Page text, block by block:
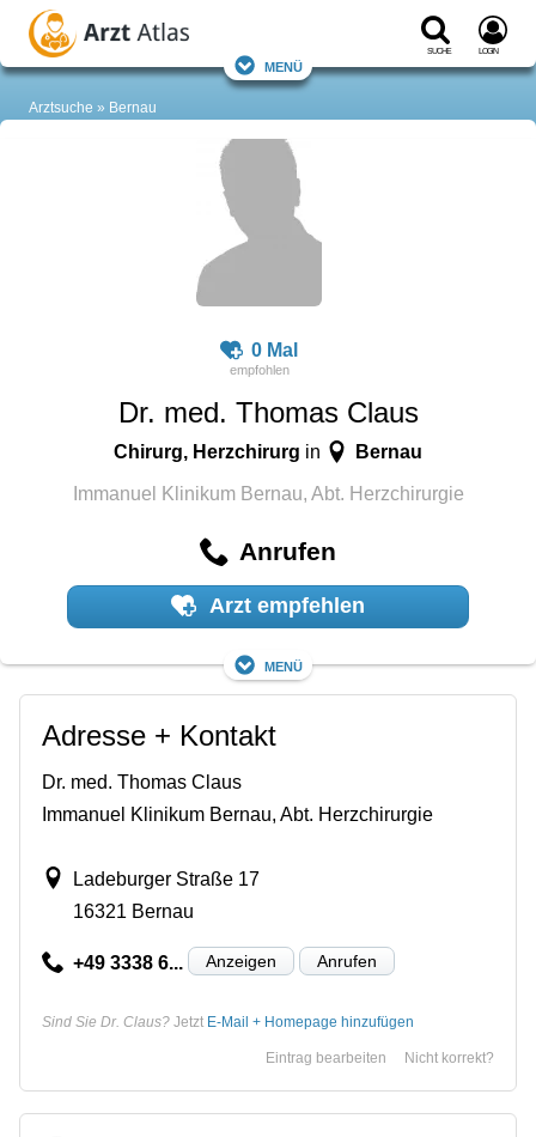
Suche Login
Menü
Arztsuche Bernau
0 Mal
Dr. med. Thomas Claus
Chirurg, Herzchirurg in Bernau
Immanuel Klinikum Bernau, Abt. Herzchirurgie
Anrufen
Arzt empfehlen
Menü
Adresse + Kontakt
Dr. med. Thomas Claus
Immanuel Klinikum Bernau, Abt. Herzchirurgie
Ladeburger Straße 17
16321 Bernau
+49 3338 6... Anzeigen Anrufen
Sind Sie Dr. Claus? Jetzt E-Mail + Homepage hinzufügen
Nicht korrekt?
Eintrag bearbeiten